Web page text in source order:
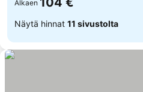
Alkaen
Näytä hinnat 11 sivustolta